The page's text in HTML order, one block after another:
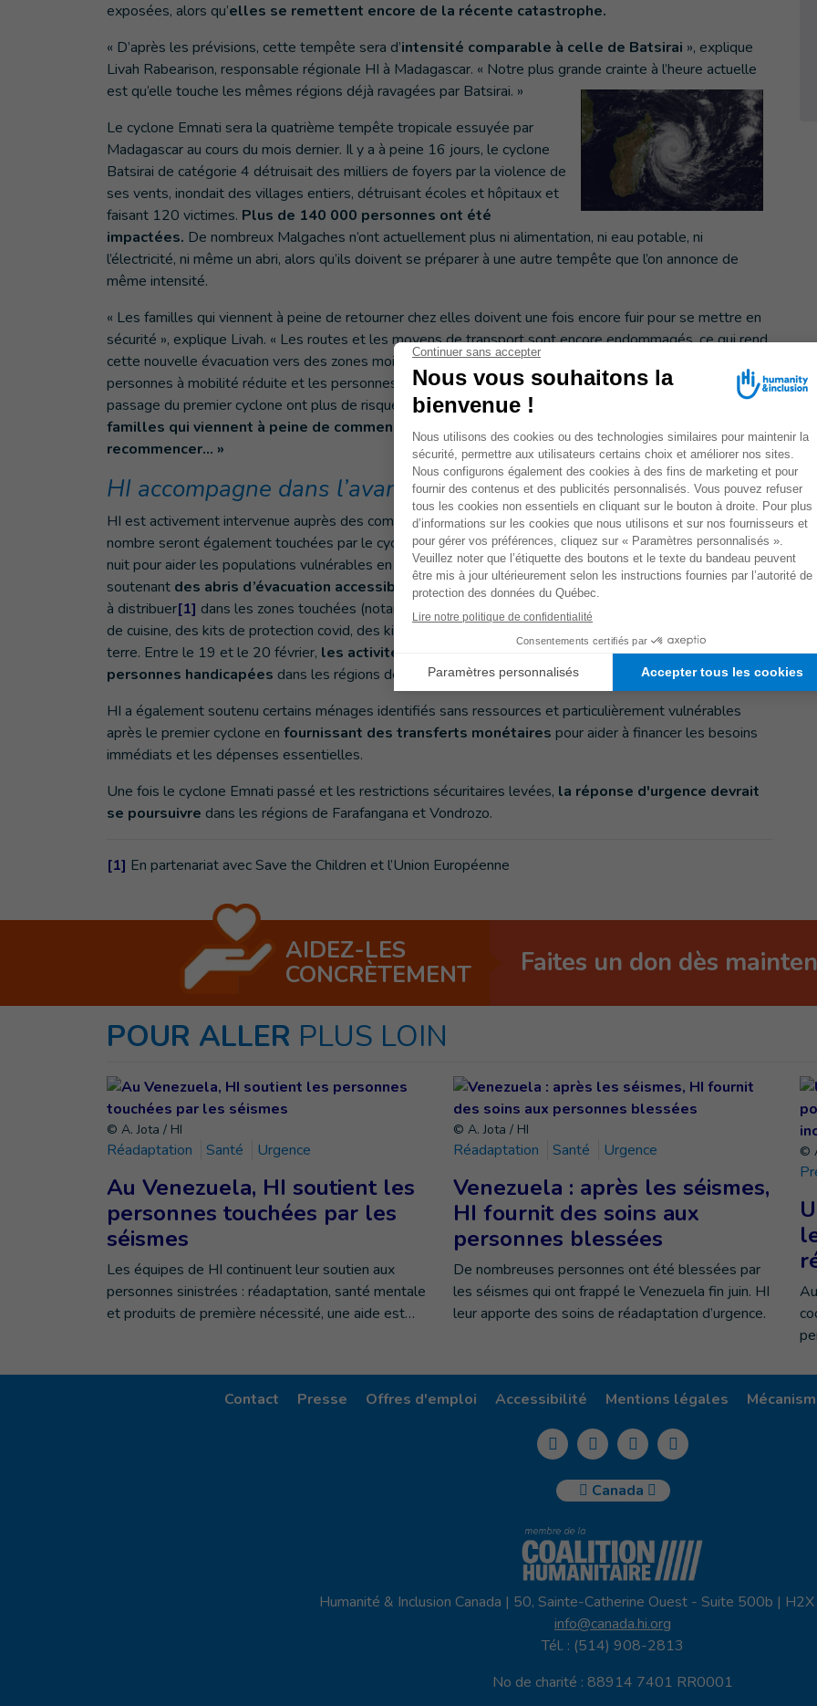
exposées, alors qu’elles se remettent encore de la récente catastrophe.
« D’après les prévisions, cette tempête sera d’intensité comparable à celle de Batsirai », explique
Livah Rabearison, responsable régionale HI à Madagascar. « Notre plus grande crainte à l’heure actuelle
est qu’elle touche les mêmes régions déjà ravagées par Batsirai. »
Le cyclone Emnati sera la quatrième tempête tropicale essuyée par
Madagascar au cours du mois dernier. Il y a à peine 16 jours, le cyclone
Batsirai de catégorie 4 détruisait des milliers de foyers par la violence de
ses vents, inondait des villages entiers, détruisant écoles et hôpitaux et
faisant 120 victimes. Plus de 140 000 personnes ont été
impactées. De nombreux Malgaches n’ont actuellement plus ni alimentation, ni eau potable, ni
l’électricité, ni même un abri, alors qu’ils doivent se préparer à une autre tempête que l’on annonce de
même intensité.
« Les familles qui viennent à peine de retourner chez elles doivent une fois encore fuir pour se mettre en
sécurité », explique Livah. « Les routes et les moyens de transport sont encore endommagés, ce qui rend
cette nouvelle évacuation vers des zones moins exposées encore plus difficile, notamment pour les
personnes à mobilité réduite et les personnes âgées. Les bâtiments qui sont encore debout après le
passage du premier cyclone ont plus de risque de s’effondrer car leur structure a été fragilisée, et
les
familles qui viennent à peine de commencer à reconstruire leur foyer vont devoir tout
recommencer... »
HI accompagne dans l’avant et l’après-catastrophe
HI est activement intervenue auprès des communautés impactées par le cyclone Batsirai, dont bon
nombre seront également touchées par le cyclone Emnati. En attendant la tempête, HI a travaillé jour et
nuit pour aider les populations vulnérables en mettant en place desplans d’urgence familiaux, en
soutenant des abris d’évacuation accessible et en préparant des kits de fournitures essentielles
à distribuer[1] dans les zones touchées (notamment des couvertures, des moustiquaires, des ustensiles
de cuisine, des kits de protection covid, des kits d’hygiène, et de l’eau potable) avant qu’Emnati ne touche
terre. Entre le 19 et le 20 février, les activités de HI ont permis de soutenir plus de 200
personnes handicapées dans les régions de Mahanoro et de Manakara.
HI a également soutenu certains ménages identifiés sans ressources et particulièrement vulnérables
après le premier cyclone en fournissant des transferts monétaires pour aider à financer les besoins
immédiats et les dépenses essentielles.
Une fois le cyclone Emnati passé et les restrictions sécuritaires levées, la réponse d'urgence devrait
se poursuivre dans les régions de Farafangana et Vondrozo.
[1] En partenariat avec Save the Children et l’Union Européenne
AIDEZ-LES
CONCRÈTEMENT Faites un don dès
POUR ALLER PLUS LOIN
© A. Jota / HI
Réadaptation Santé Urgence
Au Venezuela, HI soutient les
personnes touchées par les
séismes
Les équipes de HI continuent leur soutien aux
personnes sinistrées : réadaptation, santé mentale
et produits de première nécessité, une aide est…
© A. Jota / HI
Réadaptation Santé Urgence
Venezuela : après les séismes,
HI fournit des soins aux
personnes blessées
De nombreuses personnes ont été blessées par
les séismes qui ont frappé le Venezuela fin juin. HI
leur apporte des soins de réadaptation d’urgence.
©
Contact Presse Offres d'emploi Accessibilité Mentions légales
Canada
Humanité & Inclusion Canada | 50, Sainte-Catherine Ouest - Suite 500b |
info@canada.hi.org
Tél. : (514) 908-2813
No de charité : 88914 7401 RR0001